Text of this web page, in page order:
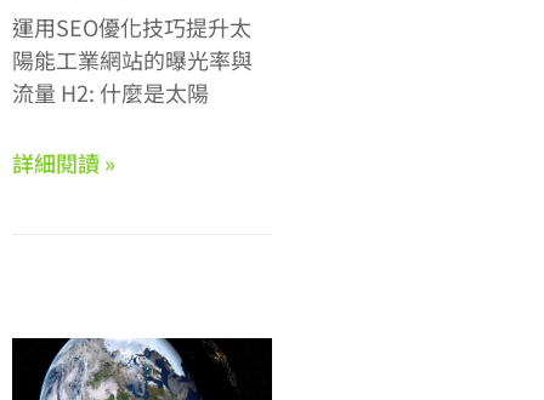
運用SEO優化技巧提升太
陽能工業網站的曝光率與
流量 H2: 什麼是太陽
詳細閱讀 »